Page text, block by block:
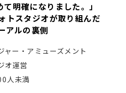
て明確になりました。」
トスタジオが取り組んだ
アルの裏側
ャー・アミューズメント
オ運営
人未満